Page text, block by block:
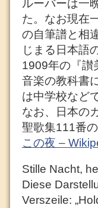
ルーバーは一
た。なお現在
の自筆譜と相
じまる日本語
1909年の『讃
音楽の教科書
は中学校など
なお、日本の
聖歌集111番
この夜 –
Stille Nacht,
Diese
Verszeile: